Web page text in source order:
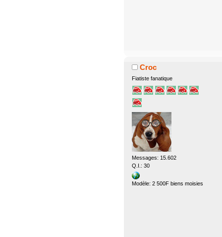
Croc
Fiatiste fanatique
Messages: 15.602
Q.I.: 30
Modèle: 2 500F biens moisies